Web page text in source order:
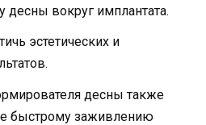
вокруг имплантата.
эстетических и
десны также
быстрому заживлению